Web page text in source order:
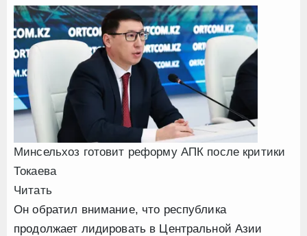
Минсельхоз готовит реформу АПК после критики
Токаева
Читать
Он обратил внимание, что республика
продолжает лидировать в Центральной Азии